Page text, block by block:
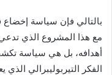
بالتالي فإن سياسة
مع هذا المشروع الذي
أهدافه، بل هي سياسة
الفكر التيربوليبرالي